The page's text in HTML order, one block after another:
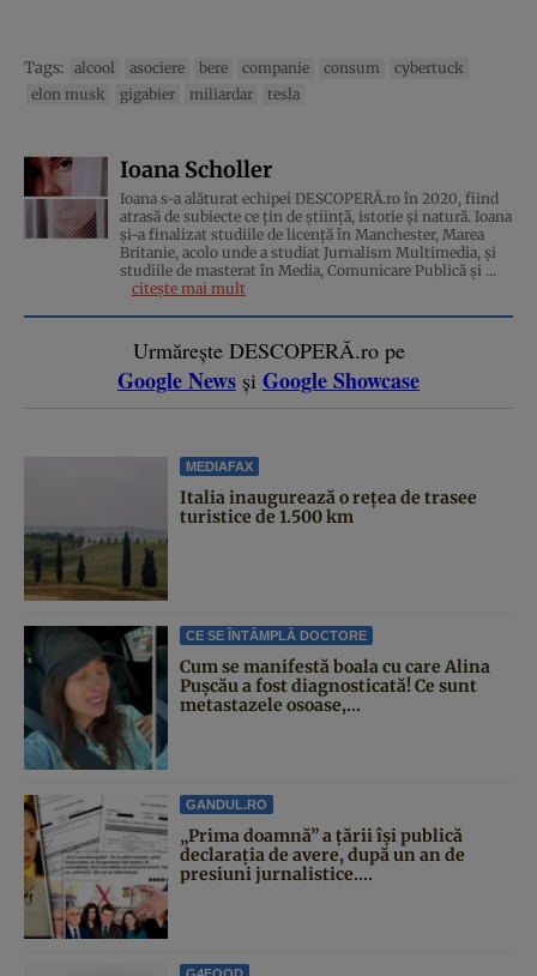
Tags: alcool asociere bere companie consum
cybertuck
elon musk
gigabier miliardar tesla
Ioana Scholler
Ioana s-a alăturat echipei DESCOPERĂ.ro în 2020, fiind
atrasă de subiecte ce țin de știință, istorie și natură. Ioana
și-a finalizat studiile de licență în Manchester, Marea
Britanie, acolo unde a studiat Jurnalism Multimedia, și
studiile de masterat în Media, Comunicare Publică și ...
citește mai mult
Urmărește DESCOPERĂ.ro pe
Google News și Google Showcase
MEDIAFAX
Italia inaugurează o rețea de trasee
turistice de 1.500 km
CE SE ÎNTÂMPLĂ DOCTORE
Cum se manifestă boala cu care Alina
Pușcău a fost diagnosticată! Ce sunt
metastazele osoase,...
GANDUL.RO
„Prima doamnă” a țării își publică
declarația de avere, după un an de
presiuni jurnalistice....